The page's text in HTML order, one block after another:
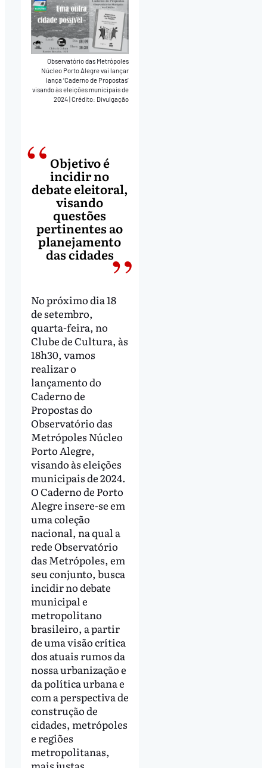
Observatório das Metrópoles
Núcleo Porto Alegre vai lançar
lança ‘Caderno de Propostas’
visando às eleições municipais de
2024|Crédito: Divulgação
Objetivo é
incidir no
debate eleitoral,
visando
questões
pertinentes ao
planejamento
das cidades
No próximo dia 18
de setembro,
quarta-feira, no
Clube de Cultura, às
18h30, vamos
realizar o
lançamento do
Caderno de
Propostas do
Observatório das
Metrópoles Núcleo
Porto Alegre,
visando às eleições
municipais de 2024.
O Caderno de Porto
Alegre insere-se em
uma coleção
nacional, na qual a
rede Observatório
das Metrópoles, em
seu conjunto, busca
incidir no debate
municipal e
metropolitano
brasileiro, a partir
de uma visão crítica
dos atuais rumos da
nossa urbanização e
da política urbana e
com a perspectiva de
construção de
cidades, metrópoles
e regiões
metropolitanas,